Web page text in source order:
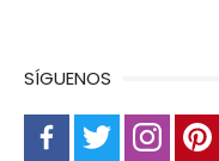
SÍGUENOS